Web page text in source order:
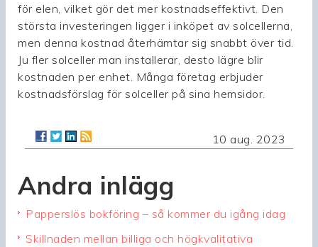
för elen, vilket gör det mer kostnadseffektivt. Den
största investeringen ligger i inköpet av solcellerna,
men denna kostnad återhämtar sig snabbt över tid.
Ju fler solceller man installerar, desto lägre blir
kostnaden per enhet. Många företag erbjuder
kostnadsförslag för solceller på sina hemsidor.
10 aug. 2023
Andra inlägg
Papperslös bokföring – så kommer du igång idag
Skillnaden mellan billiga och högkvalitativa